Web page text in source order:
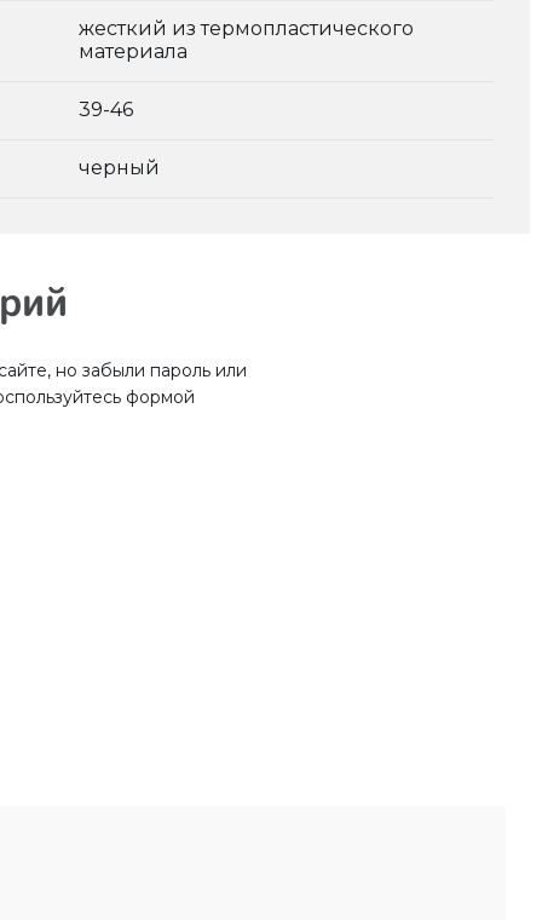
жесткий из термопластического
материала
39-46
черный
но забыли пароль или
формой